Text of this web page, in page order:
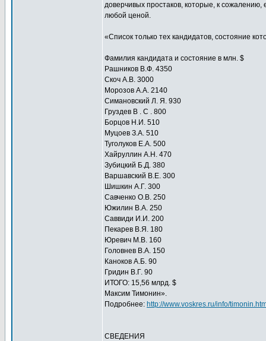
доверчивых простаков, которые, к
любой ценой.
«Список только тех кандидатов, состояние
Фамилия кандидата и состояние в млн. $
Рашников В.Ф. 4350
Скоч А.В. 3000
Морозов А.А. 2140
Симановский Л. Я. 930
Груздев B . C . 800
Борцов Н.И. 510
Муцоев З.А. 510
Туголуков Е.А. 500
Хайруллин А.Н. 470
Зубицкий Б.Д. 380
Варшавский В.Е. 300
Шишкин А.Г. 300
Савченко О.В. 250
Южилин В.А. 250
Саввиди И.И. 200
Пекарев В.Я. 180
Юревич М.В. 160
Головнев В.А. 150
Каноков А.Б. 90
Гридин В.Г. 90
ИТОГО: 15,56 млрд. $
Максим Тимонин».
Подробнее: http://www.voskres.ru/info/
CВЕДЕНИЯ